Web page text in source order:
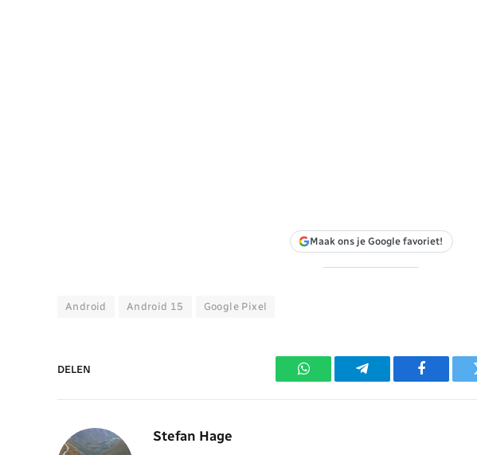
Maak ons je Google favoriet!
Android Android 15 Google Pixel
DELEN
WhatsAppTelegram Facebook
Stefan Hage